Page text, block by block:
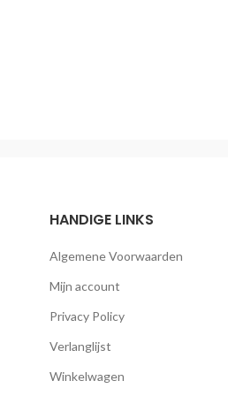
HANDIGE LINKS
Algemene Voorwaarden
Mijn account
Privacy Policy
Verlanglijst
Winkelwagen